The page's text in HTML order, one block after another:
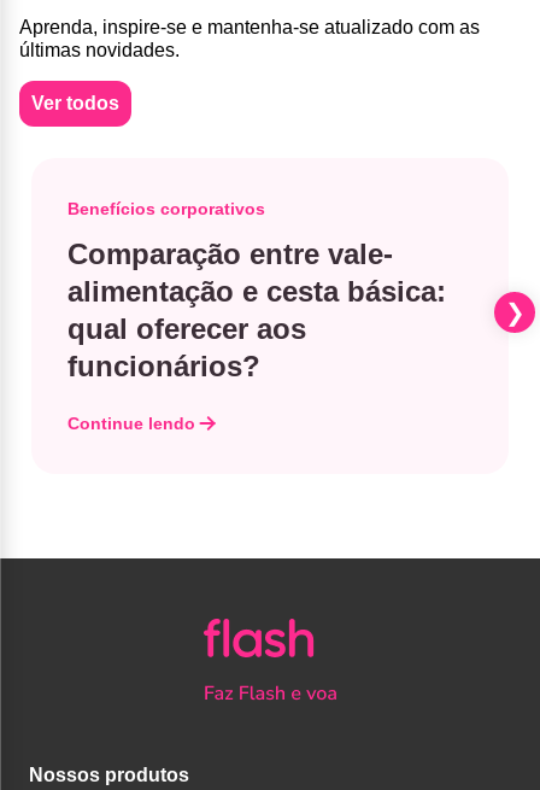
Aprenda, inspire-se e mantenha-se atualizado com as
últimas novidades.
Ver todos
Benefícios corporativos
Comparação entre vale-
alimentação e cesta básica​:
qual oferecer aos
funcionários?
Continue lendo
Nossos produtos